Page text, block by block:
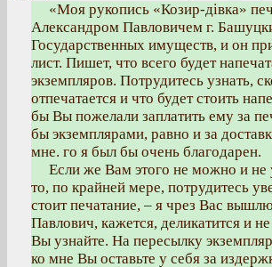
«Моя рукопись «Козир-дівка»
Александром Павловичем г.
Государственных имуществ, и он
лист. Пишет, что всего будет
экземпляров. Потрудитесь узнать,
отпечатается и что будет стоить
бы Вы пожелали заплатить ему за
бы экземплярами, равно и за
мне. го я был бы очень благодарен.
Если же Вам этого не можно и не
то, по крайней мере, потрудитесь
стоит печатание, – я чрез Вас
Павлович, кажется, деликатится и
Вы узнайте. На пересылку
ко мне Вы оставьте у себя за